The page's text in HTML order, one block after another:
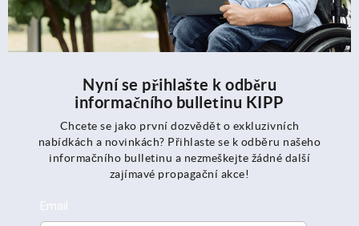
Nyní se přihlašte k odběru
informačního bulletinu KIPP
Chcete se jako první dozvědět o exkluzivních
nabídkách a novinkách? Přihlaste se k odběru našeho
informačního bulletinu a nezmeškejte žádné další
zajímavé propagační akce!